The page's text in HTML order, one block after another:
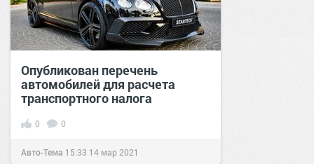
Опубликован перечень
автомобилей для расчета
транспортного налога
0 0
Авто-Тема 15:33 14 мар 2021